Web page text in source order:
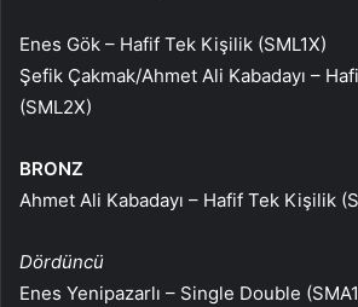
Enes Gök – Hafif Tek Kişilik (SML1X)
Şefik Çakmak/Ahmet Ali Kabadayı –
(SML2X)
BRONZ
Ahmet Ali Kabadayı – Hafif Tek Kişilik
Dördüncü
Enes Yenipazarlı – Single Double